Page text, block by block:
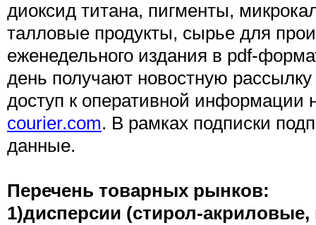
диоксид титана, пигменты,
талловые продукты, сырье для
еженедельного издания в pdf-
день получают новостную
доступ к оперативной информации
courier.com. В рамках подписки
данные.
Перечень товарных рынков:
1)дисперсии (стирол-